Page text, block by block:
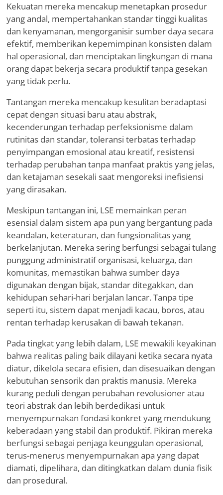
Kekuatan mereka mencakup menetapkan prosedur
yang andal, mempertahankan standar tinggi kualitas
dan kenyamanan, mengorganisir sumber daya secara
efektif, memberikan kepemimpinan konsisten dalam
hal operasional, dan menciptakan lingkungan di mana
orang dapat bekerja secara produktif tanpa gesekan
yang tidak perlu.
Tantangan mereka mencakup kesulitan beradaptasi
cepat dengan situasi baru atau abstrak,
kecenderungan terhadap perfeksionisme dalam
rutinitas dan standar, toleransi terbatas terhadap
penyimpangan emosional atau kreatif, resistensi
terhadap perubahan tanpa manfaat praktis yang jelas,
dan ketajaman sesekali saat mengoreksi inefisiensi
yang dirasakan.
Meskipun tantangan ini, LSE memainkan peran
esensial dalam sistem apa pun yang bergantung pada
keandalan, keteraturan, dan fungsionalitas yang
berkelanjutan. Mereka sering berfungsi sebagai tulang
punggung administratif organisasi, keluarga, dan
komunitas, memastikan bahwa sumber daya
digunakan dengan bijak, standar ditegakkan, dan
kehidupan sehari-hari berjalan lancar. Tanpa tipe
seperti itu, sistem dapat menjadi kacau, boros, atau
rentan terhadap kerusakan di bawah tekanan.
Pada tingkat yang lebih dalam, LSE mewakili keyakinan
bahwa realitas paling baik dilayani ketika secara nyata
diatur, dikelola secara efisien, dan disesuaikan dengan
kebutuhan sensorik dan praktis manusia. Mereka
kurang peduli dengan perubahan revolusioner atau
teori abstrak dan lebih berdedikasi untuk
menyempurnakan fondasi konkret yang mendukung
keberadaan yang stabil dan produktif. Pikiran mereka
berfungsi sebagai penjaga keunggulan operasional,
terus-menerus menyempurnakan apa yang dapat
diamati, dipelihara, dan ditingkatkan dalam dunia fisik
dan prosedural.